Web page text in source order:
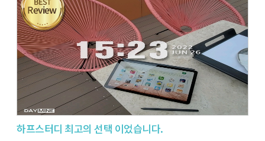
하프스터디 최고의 선택 이었습니다.